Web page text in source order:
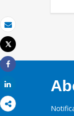
Email
Imprimer
Tweet
Share